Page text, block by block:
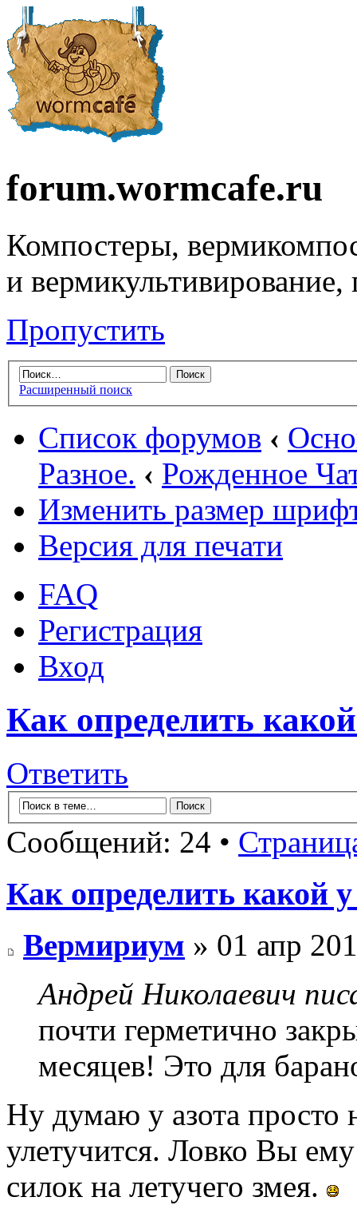
forum.wormcafe.ru
Компостеры,
и
Пропустить
Расширенный поиск
Список форумов ‹
Разное. ‹ Рожденное
Изменить размер
Версия для печати
FAQ
Регистрация
Вход
Как определить
Ответить
Сообщений: 24 •
Как определить какой
Вермириум » 01 апр
Андрей Николаевич
почти герметично
месяцев! Это для
Ну думаю у азота просто
улетучится. Ловко Вы
силок на летучего змея.